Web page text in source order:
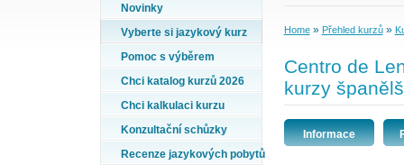
Novinky
Vyberte si jazykový kurz
Pomoc s výběrem
Chci katalog kurzů 2026
Chci kalkulaci kurzu
Konzultační schůzky
Recenze jazykových pobytů
Home» Přehled kurzů»
Centro de
kurzy
Informace